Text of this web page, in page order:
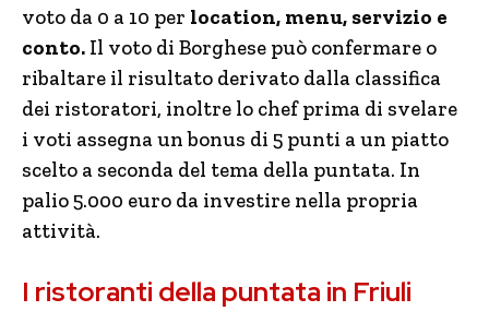
voto da 0 a 10 per location, menu, servizio e
conto. Il voto di Borghese può confermare o
ribaltare il risultato derivato dalla classifica
dei ristoratori, inoltre lo chef prima di svelare
i voti assegna un bonus di 5 punti a un piatto
scelto a seconda del tema della puntata. In
palio 5.000 euro da investire nella propria
attività.
I ristoranti della puntata in Friuli